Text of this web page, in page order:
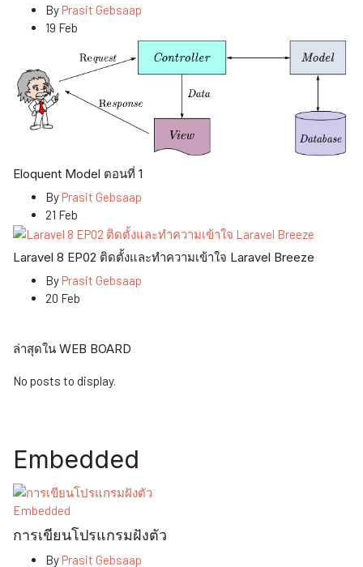
By Prasit Gebsaap
19 Feb
Eloquent Model ตอนที่ 1
By Prasit Gebsaap
21 Feb
Laravel 8 EP02 ติดตั้งและทำความเข้าใจ Laravel Breeze
By Prasit Gebsaap
20 Feb
ล่าสุดใน WEB BOARD
No posts to display.
Embedded
Embedded
การเขียนโปรแกรมฝังตัว
By Prasit Gebsaap